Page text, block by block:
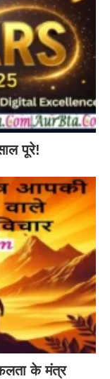
पूरे!
के मंत्र